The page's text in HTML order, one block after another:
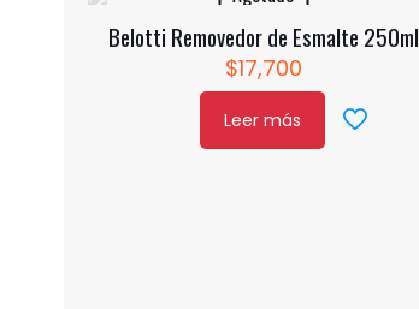
pueden
Belotti Removedor de Esmalte 250ml
$17,700
Leer más